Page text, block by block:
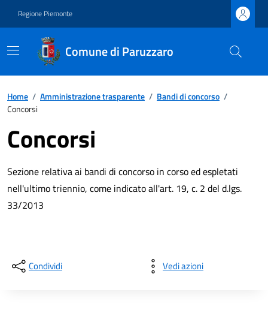
Regione Piemonte
Comune di Paruzzaro
Home / Amministrazione trasparente / Bandi di concorso /
Concorsi
Concorsi
Sezione relativa ai bandi di concorso in corso ed espletati
nell'ultimo triennio, come indicato all'art. 19, c. 2 del d.lgs.
33/2013
Condividi Vedi azioni